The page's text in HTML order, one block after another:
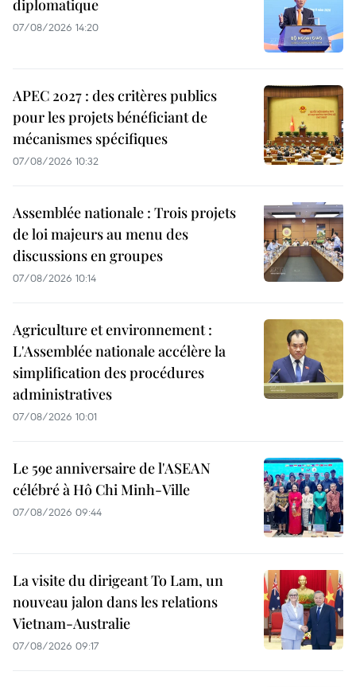
diplomatique
07/08/2026 14:20
APEC 2027 : des critères publics
pour les projets bénéficiant de
mécanismes spécifiques
07/08/2026 10:32
Assemblée nationale : Trois projets
de loi majeurs au menu des
discussions en groupes
07/08/2026 10:14
Agriculture et environnement :
L'Assemblée nationale accélère la
simplification des procédures
administratives
07/08/2026 10:01
Le 59e anniversaire de l'ASEAN
célébré à Hô Chi Minh-Ville
07/08/2026 09:44
La visite du dirigeant To Lam, un
nouveau jalon dans les relations
Vietnam-Australie
07/08/2026 09:17